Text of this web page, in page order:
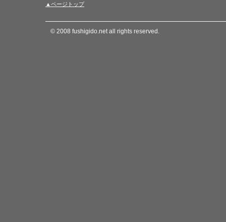
▲ページトップ
© 2008 fushigido.net all rights reserved.